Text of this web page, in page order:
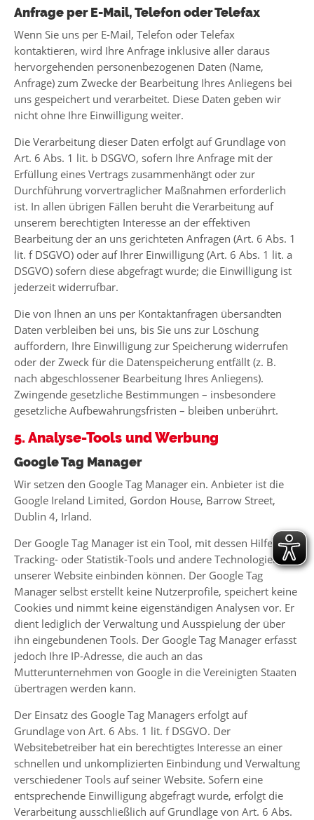
Anfrage per E-Mail, Telefon oder Telefax
Wenn Sie uns per E-Mail, Telefon oder Telefax
kontaktieren, wird Ihre Anfrage inklusive aller daraus
hervorgehenden personenbezogenen Daten (Name,
Anfrage) zum Zwecke der Bearbeitung Ihres Anliegens bei
uns gespeichert und verarbeitet. Diese Daten geben wir
nicht ohne Ihre Einwilligung weiter.
Die Verarbeitung dieser Daten erfolgt auf Grundlage von
Art. 6 Abs. 1 lit. b DSGVO, sofern Ihre Anfrage mit der
Erfüllung eines Vertrags zusammenhängt oder zur
Durchführung vorvertraglicher Maßnahmen erforderlich
ist. In allen übrigen Fällen beruht die Verarbeitung auf
unserem berechtigten Interesse an der effektiven
Bearbeitung der an uns gerichteten Anfragen (Art. 6 Abs. 1
lit. f DSGVO) oder auf Ihrer Einwilligung (Art. 6 Abs. 1 lit. a
DSGVO) sofern diese abgefragt wurde; die Einwilligung ist
jederzeit widerrufbar.
Die von Ihnen an uns per Kontaktanfragen übersandten
Daten verbleiben bei uns, bis Sie uns zur Löschung
auffordern, Ihre Einwilligung zur Speicherung widerrufen
oder der Zweck für die Datenspeicherung entfällt (z. B.
nach abgeschlossener Bearbeitung Ihres Anliegens).
Zwingende gesetzliche Bestimmungen – insbesondere
gesetzliche Aufbewahrungsfristen – bleiben unberührt.
5. Analyse-Tools und Werbung
Google Tag Manager
Wir setzen den Google Tag Manager ein. Anbieter ist die
Google Ireland Limited, Gordon House, Barrow Street,
Dublin 4, Irland.
Der Google Tag Manager ist ein Tool, mit dessen Hilfe wir
Tracking- oder Statistik-Tools und andere Technologien auf
unserer Website einbinden können. Der Google Tag
Manager selbst erstellt keine Nutzerprofile, speichert keine
Cookies und nimmt keine eigenständigen Analysen vor. Er
dient lediglich der Verwaltung und Ausspielung der über
ihn eingebundenen Tools. Der Google Tag Manager erfasst
jedoch Ihre IP-Adresse, die auch an das
Mutterunternehmen von Google in die Vereinigten Staaten
übertragen werden kann.
Der Einsatz des Google Tag Managers erfolgt auf
Grundlage von Art. 6 Abs. 1 lit. f DSGVO. Der
Websitebetreiber hat ein berechtigtes Interesse an einer
schnellen und unkomplizierten Einbindung und Verwaltung
verschiedener Tools auf seiner Website. Sofern eine
entsprechende Einwilligung abgefragt wurde, erfolgt die
Verarbeitung ausschließlich auf Grundlage von Art. 6 Abs.